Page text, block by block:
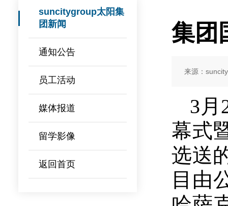
suncitygroup太阳集
团新闻
通知公告
员工活动
媒体报道
留学影像
返回首页
集团
来源：
3月
幕式
选送
目由